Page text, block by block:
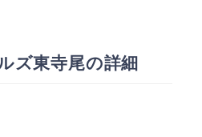
ズ東寺尾の詳細